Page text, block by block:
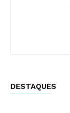
DESTAQUES